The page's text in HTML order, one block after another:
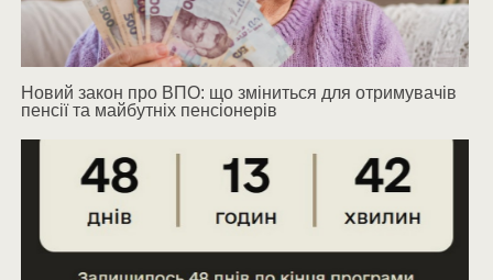
Новий закон про ВПО: що зміниться для отримувачів
пенсії та майбутніх пенсіонерів